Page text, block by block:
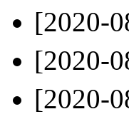
[2020-
[2020-
[2020-